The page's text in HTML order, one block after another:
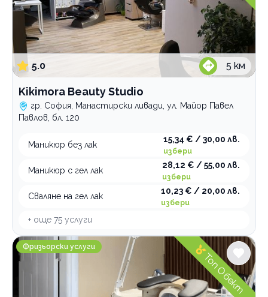
5.0 5 км
Kikimora Beauty Studio
гр. София, Манастирски ливади, ул. Майор Павел
Павлов, бл. 120
Маникюр без лак
15,34 € / 30,00 лв.
избери
Маникюр с гел лак
28,12 € / 55,00 лв.
избери
Сваляне на гел лак
10,23 € / 20,00 лв.
избери
+ още 75 услуги
Vibe Beauty Studio
Фризьорски услуги
Топ Обект